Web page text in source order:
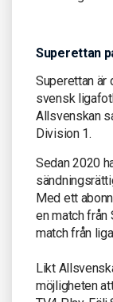
Superettan
Superettan är
svensk
Allsvenskan
Division 1.
Sedan 2020
Med ett
en match från
match från
Likt
möjligheten